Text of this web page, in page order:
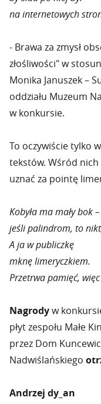
na internetowych
- Brawa za zmysł
złośliwości" w
Monika Januszek –
oddziału Muzeum
w konkursie.
To oczywiście tylko
tekstów. Wśród nich
uznać za pointę
Kobyła ma mały bok
jeśli palindrom, to
A ja w publiczkę
mknę limeryczkiem.
Przetrwa pamięć,
Nagrodyw
płyt zespołu Małe
przez Dom
Nadwiślańskiego
Andrzej dy_an